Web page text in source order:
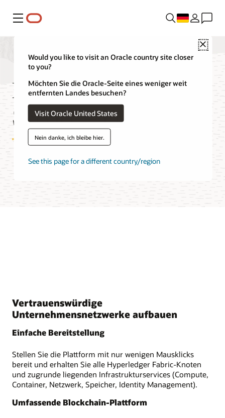
Menü
Close
Would you like to visit an Oracle country site closer
to you?
Möchten Sie die Oracle-Seite eines weniger weit
entfernten Landes besuchen?
Visit Oracle United States
Nein danke, ich bleibe hier.
See this page for a different country/region
Blockchain Platform
Service – Funktionen
Blockchain Free Tier testen
Vertrauenswürdige
Unternehmensnetzwerke aufbauen
Einfache Bereitstellung
Stellen Sie die Plattform mit nur wenigen Mausklicks
bereit und erhalten Sie alle Hyperledger Fabric-Knoten
und zugrunde liegenden Infrastrukturservices (Compute,
Container, Netzwerk, Speicher, Identity Management).
Umfassende Blockchain-Plattform